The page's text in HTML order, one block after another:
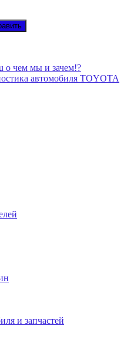
о чем мы и зачем!?
автомобиля TOYOTA
и запчастей